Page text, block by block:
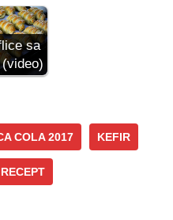
sa
COLA 2017 KEFIR